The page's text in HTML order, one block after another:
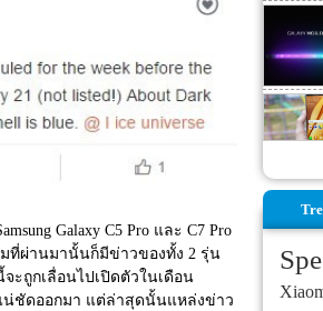
Galaxy C5 Pro และ C7 Pro
ที่ผ่านมานั้นก็มีข่าวของทั้ง 2 รุ่น
ะถูกเลื่อนไปเปิดตัวในเดือน
น่ชัดออกมา แต่ล่าสุดนั้นแหล่งข่าว